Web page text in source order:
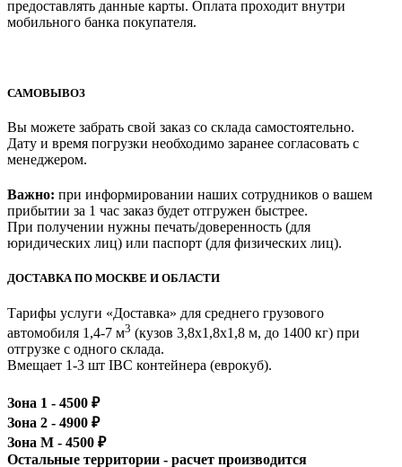
предоставлять данные карты. Оплата проходит внутри
мобильного банка покупателя.
САМОВЫВОЗ
Вы можете забрать свой заказ со склада самостоятельно.
Дату и время погрузки необходимо заранее согласовать с
менеджером.
Важно: при информировании наших сотрудников о вашем
прибытии за 1 час заказ будет отгружен быстрее.
При получении нужны печать/доверенность (для
юридических лиц) или паспорт (для физических лиц).
ДОСТАВКА ПО МОСКВЕ И ОБЛАСТИ
Тарифы услуги «Доставка» для среднего грузового
автомобиля 1,4-7 м3 (кузов 3,8x1,8x1,8 м, до 1400 кг) при
отгрузке с одного склада.
Вмещает 1-3 шт IBC контейнера (еврокуб).
Зона 1 - 4500 ₽
Зона 2 - 4900 ₽
Зона М - 4500 ₽
Остальные территории - расчет производится